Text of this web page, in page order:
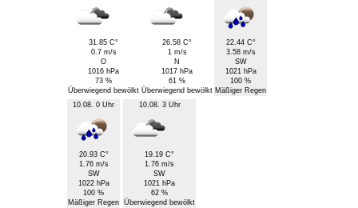
31.85 C°
0.7 m/s
O
1016 hPa
73 %
Überwiegend bewölkt
26.58 C°
1 m/s
N
1017 hPa
61 %
Überwiegend bewölkt
22.44 C°
3.58 m/s
SW
1021 hPa
100 %
Mäßiger Regen
10.08. 0 Uhr
20.93 C°
1.76 m/s
SW
1022 hPa
100 %
Mäßiger Regen
10.08. 3 Uhr
19.19 C°
1.76 m/s
SW
1021 hPa
62 %
Überwiegend bewölkt